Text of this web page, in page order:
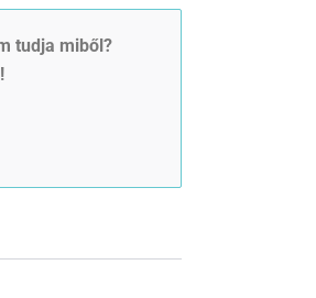
tudja miből?